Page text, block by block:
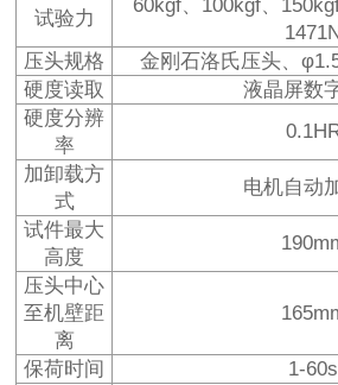
试验力
60kgf、100kgf、
1471N
压头规格
金刚石洛氏压头、
硬度读取
液晶屏数
硬度分辨
率
加卸载方
式
电机自动
试件最大
高度
压头中心
至机壁距
离
保荷时间
1-60s